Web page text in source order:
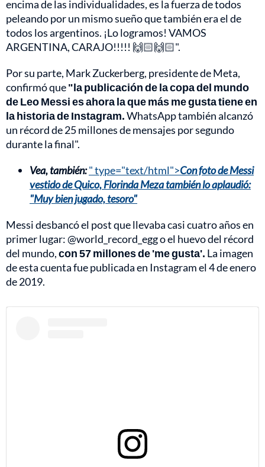
encima de las individualidades, es la fuerza de todos
peleando por un mismo sueño que también era el de
todos los argentinos. ¡Lo logramos! VAMOS
ARGENTINA, CARAJO!!!!! 🙌🏻🙌🏻".
Por su parte, Mark Zuckerberg, presidente de Meta,
confirmó que"la publicación de la copa del mundo
de Leo Messi es ahora la que más me gusta tiene en
la historia de Instagram.WhatsApp también alcanzó
un récord de 25 millones de mensajes por segundo
durante la final".
Vea, también:" type="text/html">Con foto de Messi
vestido de Quico, Florinda Meza también lo aplaudió:
"Muy bien jugado, tesoro"
Messi desbancó el post que llevaba casi cuatro años en
primer lugar: @world_record_egg o el huevo del récord
del mundo,con 57 millones de 'me gusta'. La imagen
de esta cuenta fue publicada en Instagram el 4 de enero
de 2019.